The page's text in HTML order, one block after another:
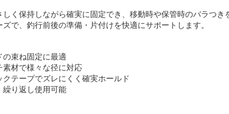
しく保持しながら確実に固定でき、移動時や保管時のバラつき
で、釣行前後の準備・片付けを快適にサポートします。
の束ね固定に最適
素材で様々な径に対応
クテープでズレにくく確実ホールド
繰り返し使用可能